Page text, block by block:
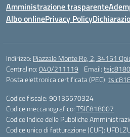
Amministrazione trasparente
Albo onlinePrivacy Policy
Indirizzo: Piazzale Monte Re, 2, 34151
Centralino:040/211119 Email:
Posta elettronica certificata (PEC):
Codice fiscale: 90135570324
Codice meccanografico:TSIC818007
Codice Indice delle Pubbliche
Codice unico di fatturazione (CUF):